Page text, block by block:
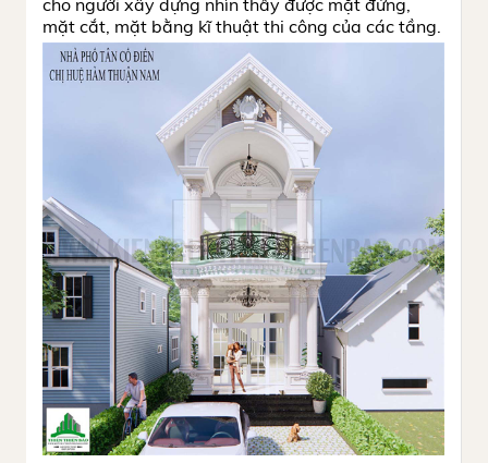
mặt cắt, mặt bằng kĩ thuật thi công của các tầng.